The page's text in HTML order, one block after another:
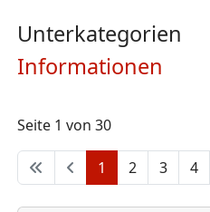
Unterkategorien
Informationen
Seite 1 von 30
1 2 3 4